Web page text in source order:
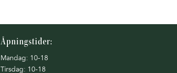
Åpningstider:
Mandag: 10-18
Tirsdag: 10-18